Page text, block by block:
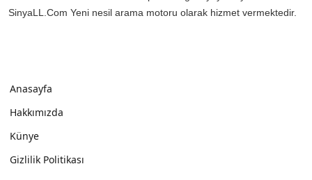
SinyaLL.Com Yeni nesil arama motoru olarak hizmet vermektedir.
Anasayfa
Hakkımızda
Künye
Gizlilik Politikası